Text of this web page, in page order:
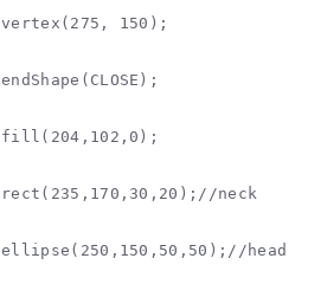
vertex(275, 150);
endShape(CLOSE);
fill(204,102,0);
rect(235,170,30,20);//neck
ellipse(250,150,50,50);//head